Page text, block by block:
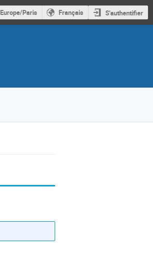
Europe/Paris Français S'authentifier